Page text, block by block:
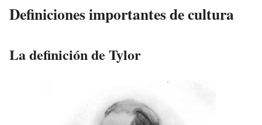
Definiciones importantes de cultura
La definición de Tylor